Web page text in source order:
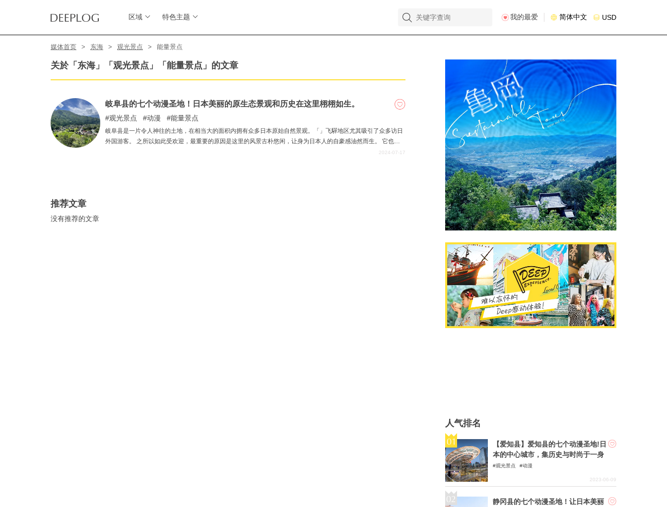
区域 特色主题 我的最爱 简体中文 USD
媒体首页 东海 观光景点 能量景点
关於「东海」「观光景点」「能量景点」的文章
岐阜县的七个动漫圣地！日本美丽的原生态景观和历史在这里栩栩如生。
观光景点 动漫 能量景点
岐阜县是一片令人神往的土地，在相当大的面积内拥有众多日本原始自然景观。「」飞驒地区尤其吸引了众多访日
外国游客。 之所以如此受欢迎，最重要的原因是这里的风景古朴悠闲，让身为日本人的自豪感油然而生。 它也是
2024-07-17
推荐文章
没有推荐的文章
人气排名
【爱知县】爱知县的七个动漫圣地!日
本的中心城市，集历史与时尚于一身
观光景点 动漫
2023-06-09
静冈县的七个动漫圣地！让日本美丽